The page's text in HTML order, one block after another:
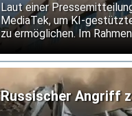
Laut einer
MediaTek, um KI-
zu ermöglichen. Im
Russischer Angriff